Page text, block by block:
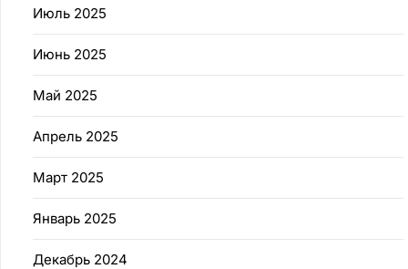
Июль 2025
Июнь 2025
Май 2025
Апрель 2025
Март 2025
Январь 2025
Декабрь 2024